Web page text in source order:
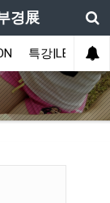
경展
특강|LECTURE